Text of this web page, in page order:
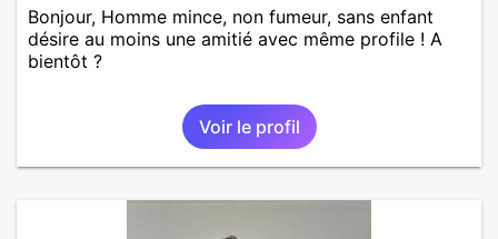
Bonjour, Homme mince, non fumeur, sans enfant
désire au moins une amitié avec même profile ! A
bientôt ?
Voir le profil